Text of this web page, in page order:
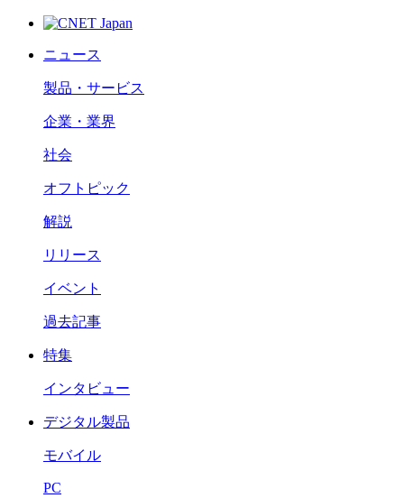
ニュース
製品・サービス
企業・業界
社会
オフトピック
解説
リリース
イベント
過去記事
特集
インタビュー
デジタル製品
モバイル
PC